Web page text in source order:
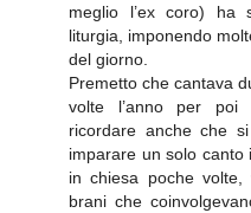
meglio l’ex coro) ha
liturgia, imponendo
del giorno.
Premetto che cantava
volte l’anno per poi
ricordare anche che
imparare un solo
in chiesa poche volte,
brani che